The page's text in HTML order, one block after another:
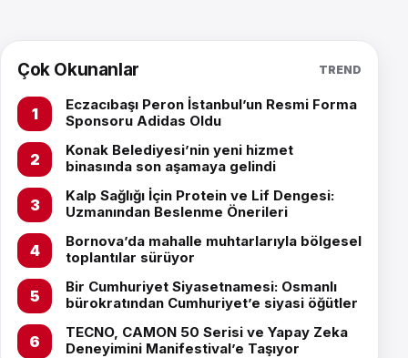
Çok Okunanlar TREND
Eczacıbaşı Peron İstanbul’un Resmi Forma
Sponsoru Adidas Oldu
Konak Belediyesi’nin yeni hizmet
binasında son aşamaya gelindi
Kalp Sağlığı İçin Protein ve Lif Dengesi:
Uzmanından Beslenme Önerileri
Bornova’da mahalle muhtarlarıyla bölgesel
toplantılar sürüyor
Bir Cumhuriyet Siyasetnamesi: Osmanlı
bürokratından Cumhuriyet’e siyasi öğütler
TECNO, CAMON 50 Serisi ve Yapay Zeka
Deneyimini Manifestival’e Taşıyor